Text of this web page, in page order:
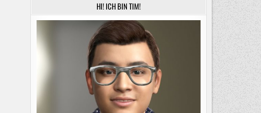
HI! ICH BIN TIM!